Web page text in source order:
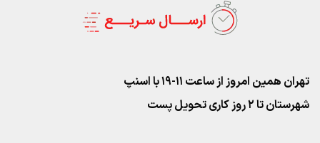
تهران همین امروز از ساعت ۱۱-۱۹ با اسنپ
شهرستان تا 2 روز کاری تحویل پست